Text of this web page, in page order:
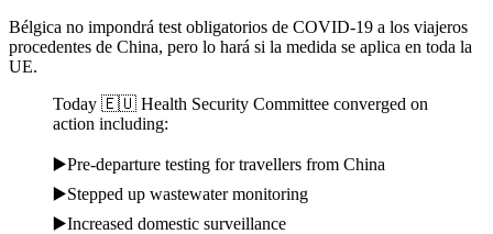
Bélgica no impondrá test obligatorios de COVID-19 a los viajeros
procedentes de China, pero lo hará si la medida se aplica en toda la
UE.
Today 🇪🇺 Health Security Committee converged on
action including:
▶️Pre-departure testing for travellers from China
▶️Stepped up wastewater monitoring
▶️Increased domestic surveillance